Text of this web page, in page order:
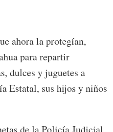
ahora la protegían,
para repartir
dulces y juguetes a
Estatal, sus hijos y niños